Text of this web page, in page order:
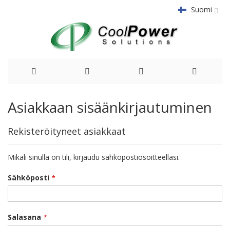
Suomi
sisältöön
Asiakkaan sisäänkirjautuminen
Rekisteröityneet asiakkaat
Mikäli sinulla on tili, kirjaudu sähköpostiosoitteellasi.
Sähköposti
Salasana